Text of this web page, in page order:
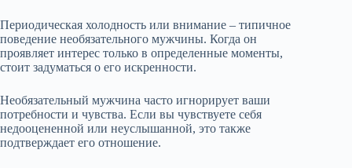
Периодическая холодность или внимание – типичное
поведение необязательного мужчины. Когда он
проявляет интерес только в определенные моменты,
стоит задуматься о его искренности.
Необязательный мужчина часто игнорирует ваши
потребности и чувства. Если вы чувствуете себя
недооцененной или неуслышанной, это также
подтверждает его отношение.